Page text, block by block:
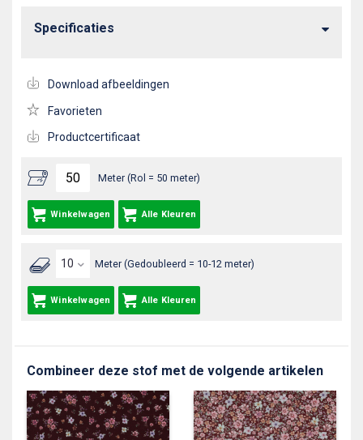
Meter (Rol = 50 meter)
Winkelwagen Alle Kleuren
Meter (Gedoubleerd = 10-12 meter)
Winkelwagen Alle Kleuren
Specificaties
Download afbeeldingen
Favorieten
Productcertificaat
Combineer deze stof met de volgende artikelen